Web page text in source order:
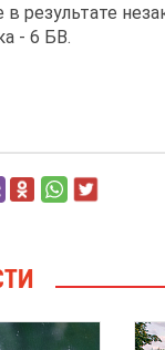
результате
- 6 БВ.